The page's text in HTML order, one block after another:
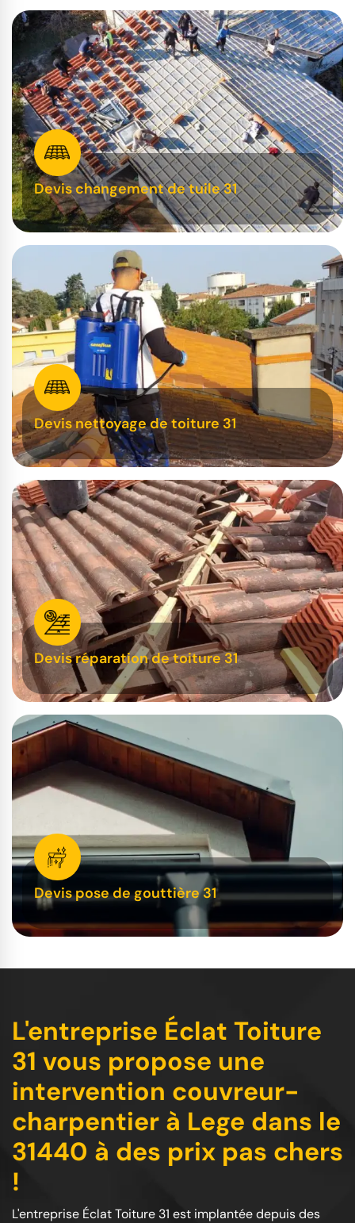
Devis changement de tuile 31
Devis nettoyage de toiture 31
Devis réparation de toiture 31
Devis pose de gouttière 31
L'entreprise Éclat Toiture
31 vous propose une
intervention couvreur-
charpentier à Lege dans le
31440 à des prix pas chers
!
L'entreprise Éclat Toiture 31 est implantée depuis des